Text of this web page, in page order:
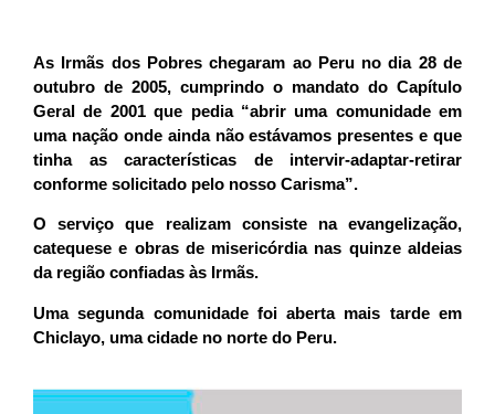
As Irmãs dos Pobres chegaram ao Peru no dia 28 de
outubro de 2005, cumprindo o mandato do Capítulo
Geral de 2001 que pedia “abrir uma comunidade em
uma nação onde ainda não estávamos presentes e que
tinha as características de intervir-adaptar-retirar
conforme solicitado pelo nosso Carisma”.
O serviço que realizam consiste na evangelização,
catequese e obras de misericórdia nas quinze aldeias
da região confiadas às Irmãs.
Uma segunda comunidade foi aberta mais tarde em
Chiclayo, uma cidade no norte do Peru.